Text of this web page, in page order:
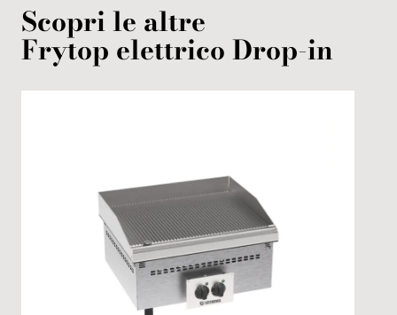
Scopri le altre
Frytop elettricoDrop-in